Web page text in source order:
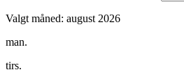
Valgt måned: august 2026
man.
tirs.